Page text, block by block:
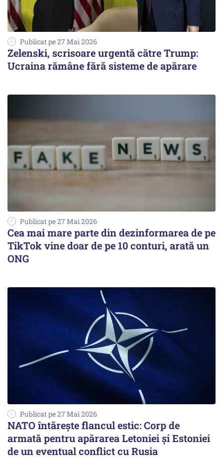
Publicat pe 27 Mai 2026
Zelenski, scrisoare urgentă către Trump:
Ucraina rămâne fără sisteme de apărare
Publicat pe 27 Mai 2026
Cea mai mare parte din dezinformarea de pe
TikTok vine doar de pe 10 conturi, arată un
ONG
Publicat pe 27 Mai 2026
NATO întărește flancul estic: Corp de
armată pentru apărarea Letoniei și Estoniei
de un eventual conflict cu Rusia